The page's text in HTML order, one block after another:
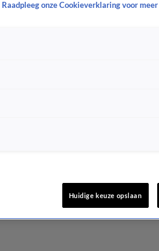
Raadpleeg onze Cookieverklaring voor
Huidige keuze opslaan